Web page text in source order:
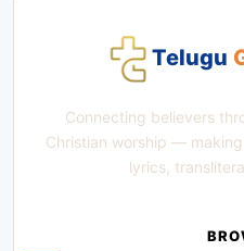
Telugu
Connecting believers
Christian worship —
lyrics,